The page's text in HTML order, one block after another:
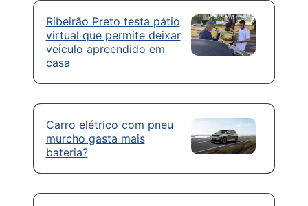
Ribeirão Preto testa pátio
virtual que permite deixar
veículo apreendido em
casa
Carro elétrico com pneu
murcho gasta mais
bateria?